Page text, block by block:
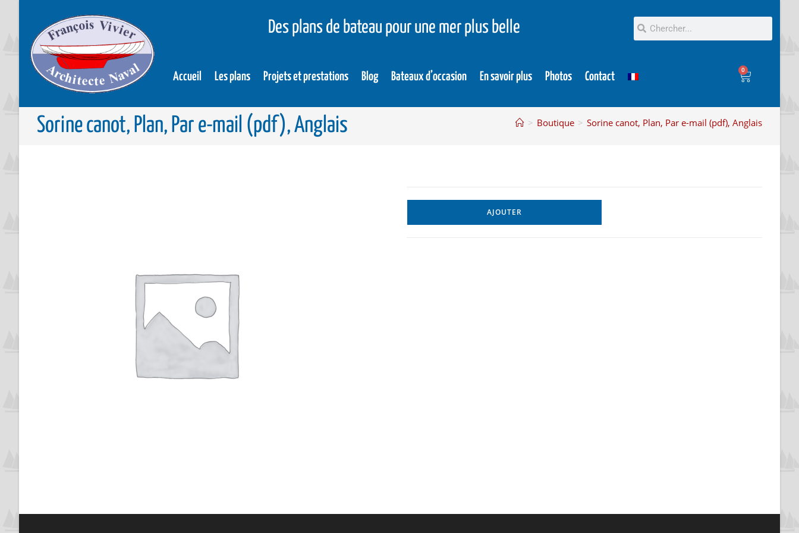
Des plans de bateau pour une mer plus belle
Accueil Les plans Projets et prestations Blog Bateaux d’occasion En savoir plus Photos Contact
0
Sorine canot, Plan, Par e-mail (pdf), Anglais > Boutique > Sorine canot, Plan, Par e-mail (pdf), Anglais
AJOUTER